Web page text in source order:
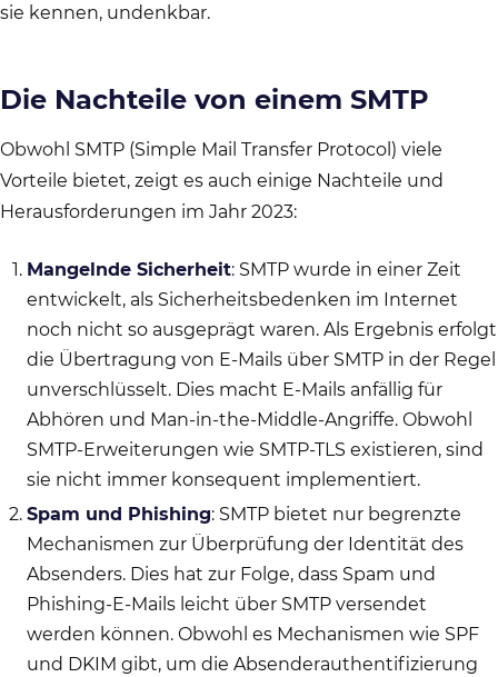
sie kennen, undenkbar.
Die Nachteile von einem SMTP
Obwohl SMTP (Simple Mail Transfer Protocol) viele
Vorteile bietet, zeigt es auch einige Nachteile und
Herausforderungen im Jahr 2023:
Mangelnde Sicherheit: SMTP wurde in einer Zeit
entwickelt, als Sicherheitsbedenken im Internet
noch nicht so ausgeprägt waren. Als Ergebnis erfolgt
die Übertragung von E-Mails über SMTP in der Regel
unverschlüsselt. Dies macht E-Mails anfällig für
Abhören und Man-in-the-Middle-Angriffe. Obwohl
SMTP-Erweiterungen wie SMTP-TLS existieren, sind
sie nicht immer konsequent implementiert.
Spam und Phishing: SMTP bietet nur begrenzte
Mechanismen zur Überprüfung der Identität des
Absenders. Dies hat zur Folge, dass Spam und
Phishing-E-Mails leicht über SMTP versendet
werden können. Obwohl es Mechanismen wie SPF
und DKIM gibt, um die Absenderauthentifizierung